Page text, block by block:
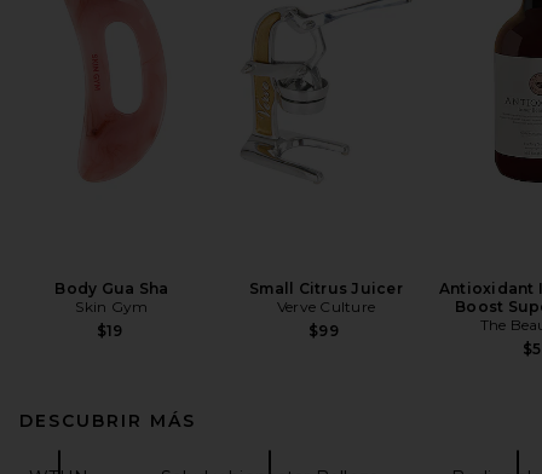
Body Gua Sha
Skin Gym
$19
Small Citrus Juicer
Verve Culture
$99
Antioxidant
Boost
The
DESCUBRIR MÁS